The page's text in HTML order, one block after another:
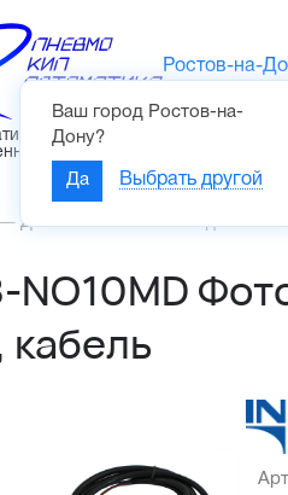
– интернет-
Ростов-на-
Ваш город Ростов-на-
Дону?
Да Выбрать другой
— Датчики —Оптические датчики
NO10MD
кабель